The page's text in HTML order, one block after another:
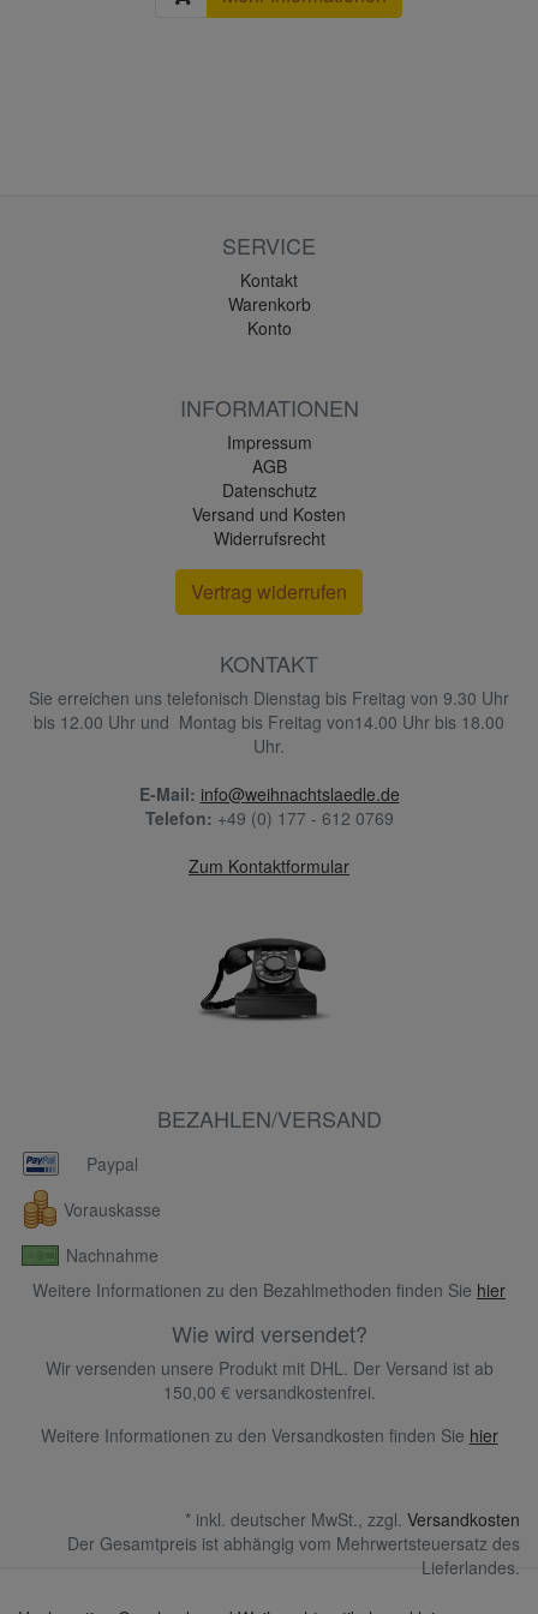
SERVICE
Kontakt
Warenkorb
Konto
INFORMATIONEN
Impressum
AGB
Datenschutz
Versand und Kosten
Widerrufsrecht
Vertrag widerrufen
KONTAKT
Sie erreichen uns telefonisch Dienstag bis Freitag von 9.30 Uhr
bis 12.00 Uhr und Montag bis Freitag von14.00 Uhr bis 18.00
Uhr.
E-Mail: info@weihnachtslaedle.de
Telefon: +49 (0) 177 - 612 0769
Zum Kontaktformular
BEZAHLEN/VERSAND
Paypal
Vorauskasse
Nachnahme
Weitere Informationen zu den Bezahlmethoden finden Sie hier
Wie wird versendet?
Wir versenden unsere Produkt mit DHL. Der Versand ist ab
150,00 € versandkostenfrei.
Weitere Informationen zu den Versandkosten finden Sie hier
* inkl. deutscher MwSt., zzgl. Versandkosten
Der Gesamtpreis ist abhängig vom Mehrwertsteuersatz des
Lieferlandes.